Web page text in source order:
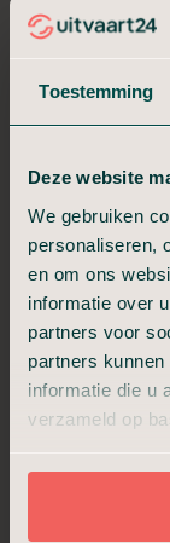
Toestemming
Deze website
We gebruiken
personaliseren,
en om ons
informatie over
partners voor
partners
informatie die u
verzameld op
Aangifte
Begrafenis
Van a tot z
€
Vanaf
Alles van